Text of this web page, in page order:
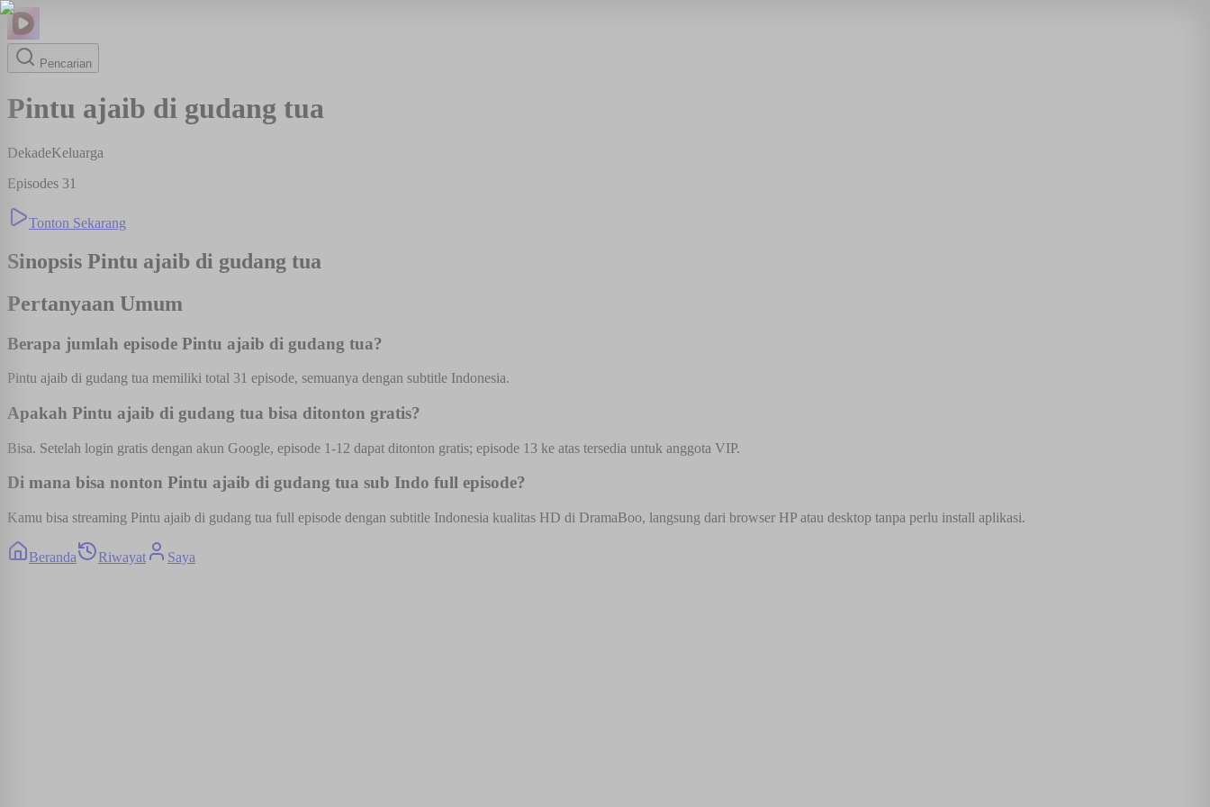
Pencarian
Pintu ajaib di gudang tua
DekadeKeluarga
Episodes 31
Tonton Sekarang
Sinopsis Pintu ajaib di gudang tua
Pertanyaan Umum
Berapa jumlah episode Pintu ajaib di gudang tua?
Pintu ajaib di gudang tua memiliki total 31 episode, semuanya dengan subtitle Indonesia.
Apakah Pintu ajaib di gudang tua bisa ditonton gratis?
Bisa. Setelah login gratis dengan akun Google, episode 1-12 dapat ditonton gratis; episode 13 ke atas tersedia untuk anggota VIP.
Di mana bisa nonton Pintu ajaib di gudang tua sub Indo full episode?
Kamu bisa streaming Pintu ajaib di gudang tua full episode dengan subtitle Indonesia kualitas HD di DramaBoo, langsung dari browser HP atau desktop tanpa perlu install aplikasi.
Beranda Riwayat Saya